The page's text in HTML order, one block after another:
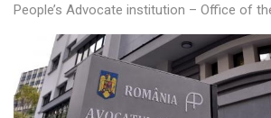
People’s Advocate institution – Office of